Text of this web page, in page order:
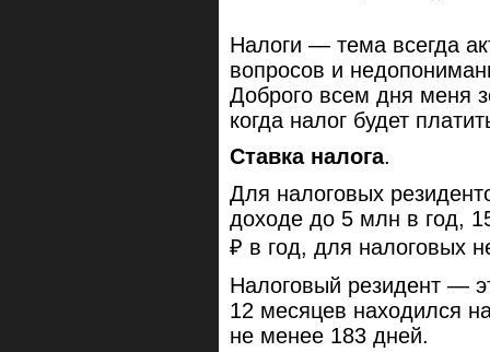
Налоги — тема всегда
вопросов и
Доброго всем дня меня
когда налог будет
Ставка налога.
Для налоговых
доходе до 5 млн в год,
₽ в год, для налоговых
Налоговый резидент —
12 месяцев находился
не менее 183 дней.